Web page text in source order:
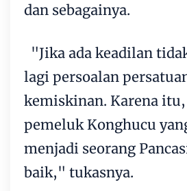
dan sebagainya.
"Jika ada keadilan
lagi persoalan
kemiskinan. Karena
pemeluk Konghucu
menjadi seorang
baik," tukasnya.